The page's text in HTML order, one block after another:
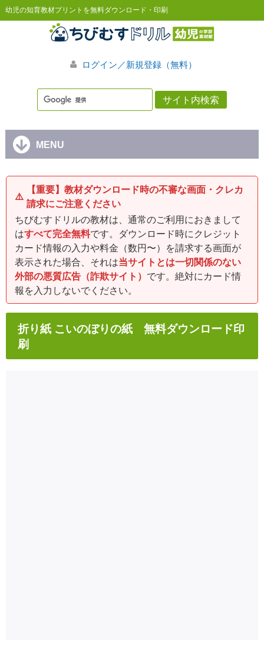
幼児の知育教材プリントを無料ダウンロード・印刷
ログイン／新規登録（無料）
MENU
⚠️
【重要】教材ダウンロード時の不審な画面・クレカ
請求にご注意ください
ちびむすドリルの教材は、通常のご利用におきまして
はすべて完全無料です。ダウンロード時にクレジット
カード情報の入力や料金（数円〜）を請求する画面が
表示された場合、それは当サイトとは一切関係のない
外部の悪質広告（詐欺サイト） です。絶対にカード情
報を入力しないでください。
折り紙 こいのぼりの紙 無料ダウンロード印
刷